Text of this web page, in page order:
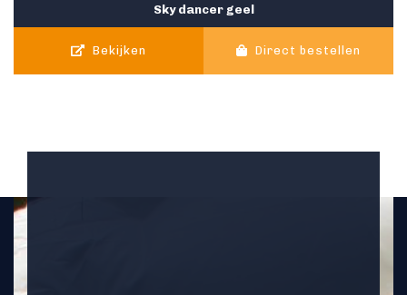
Sky dancer geel
Bekijken Direct bestellen